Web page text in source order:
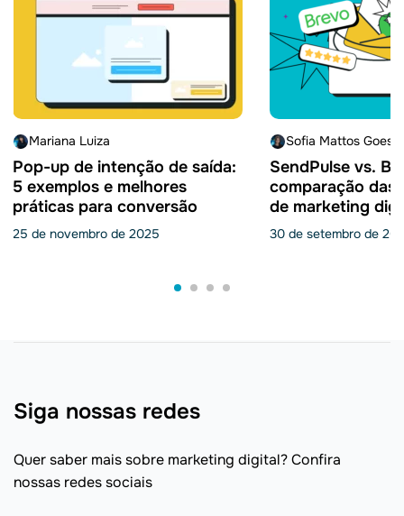
Mariana Luiza
Pop-up de intenção de saída:
5 exemplos e melhores
práticas para conversão
25 de novembro de 2025
Sofia Mattos Goes
SendPulse vs.
comparação das
de marketing
30 de setembro de
Siga nossas redes
Quer saber mais sobre marketing digital? Confira
nossas redes sociais